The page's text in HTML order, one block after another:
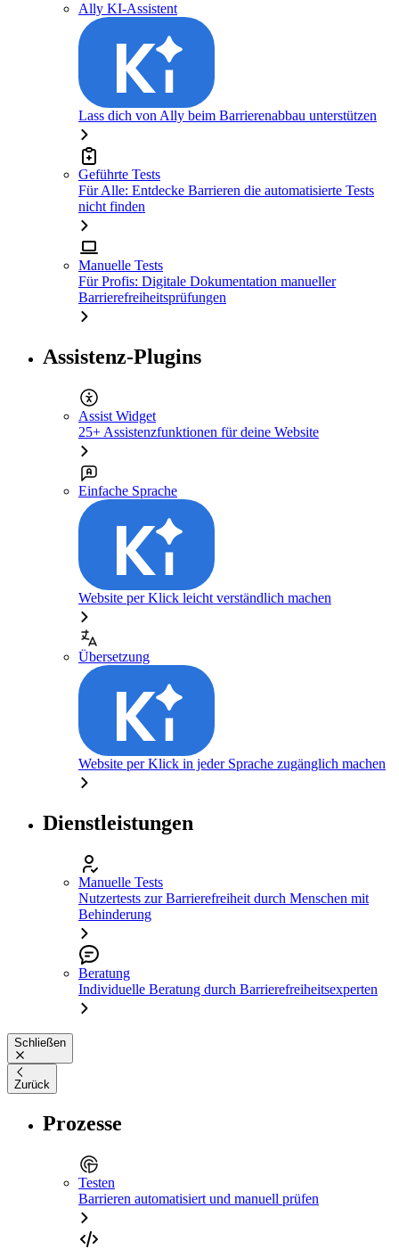
Ally KI-Assistent
Lass dich von Ally beim Barrierenabbau unterstützen
Geführte Tests
Für Alle: Entdecke Barrieren die automatisierte Tests
nicht finden
Manuelle Tests
Für Profis: Digitale Dokumentation manueller
Barrierefreiheitsprüfungen
Assistenz-Plugins
Assist Widget
25+ Assistenzfunktionen für deine Website
Einfache Sprache
Website per Klick leicht verständlich machen
Übersetzung
Website per Klick in jeder Sprache zugänglich machen
Dienstleistungen
Manuelle Tests
Nutzertests zur Barrierefreiheit durch Menschen mit
Behinderung
Beratung
Individuelle Beratung durch Barrierefreiheitsexperten
Schließen
Zurück
Prozesse
Testen
Barrieren automatisiert und manuell prüfen